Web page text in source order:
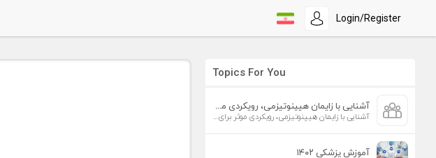
Login/Register
Topics For You
آشنایی با زایمان هیپنوتیزمی، رویکردی موثر برای افزایش تمایل به زایمان طبیعی
آشنایی با زایمان هیپنوتیزمی، رویکردی موثر برای افزایش تمایل به زایمان طبیعی
آموزش پزشکی ۱۴۰۲